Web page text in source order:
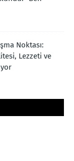
Noktası:
Lezzeti ve